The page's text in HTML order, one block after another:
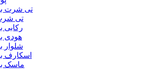
تی شرت
تی
رکابی
هودی
شلوار
اسکارف
ماسک